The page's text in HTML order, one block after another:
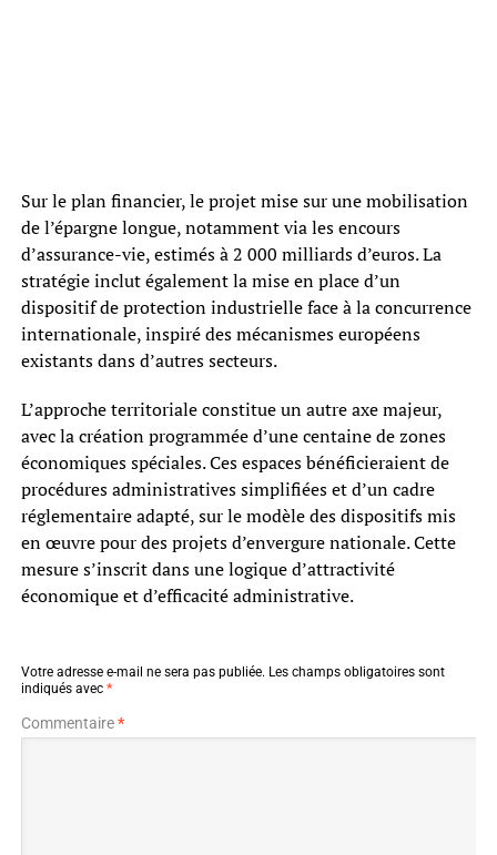
Sur le plan financier, le projet mise sur une mobilisation
de l’épargne longue, notamment via les encours
d’assurance-vie, estimés à 2 000 milliards d’euros. La
stratégie inclut également la mise en place d’un
dispositif de protection industrielle face à la concurrence
internationale, inspiré des mécanismes européens
existants dans d’autres secteurs.
L’approche territoriale constitue un autre axe majeur,
avec la création programmée d’une centaine de zones
économiques spéciales. Ces espaces bénéficieraient de
procédures administratives simplifiées et d’un cadre
réglementaire adapté, sur le modèle des dispositifs mis
en œuvre pour des projets d’envergure nationale. Cette
mesure s’inscrit dans une logique d’attractivité
économique et d’efficacité administrative.
Votre adresse e-mail ne sera pas publiée. Les champs obligatoires sont
indiqués avec *
Commentaire*